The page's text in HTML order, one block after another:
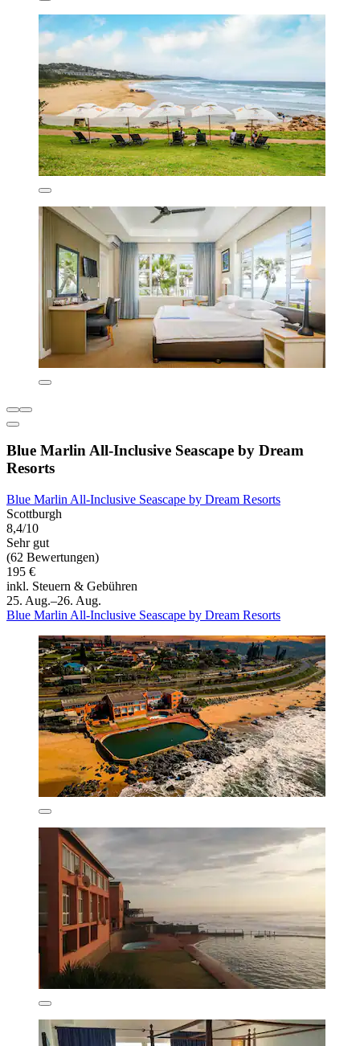
Blue Marlin All-Inclusive Seascape by Dream
Resorts
Blue Marlin All-Inclusive Seascape by Dream Resorts
Scottburgh
8,4/10
Sehr gut
(62 Bewertungen)
195 €
inkl. Steuern & Gebühren
25. Aug.–26. Aug.
Blue Marlin All-Inclusive Seascape by Dream Resorts